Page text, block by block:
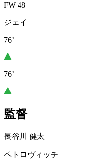
FW 48
ジェイ
76’
76’
監督
長谷川 健太
ペトロヴィッチ